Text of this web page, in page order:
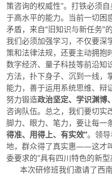
策咨询的权威性"。打铁必须
于高水平的能力。当前一切困
矛盾，来自“旧知识与新任务”
我们必须加强学习，不仅要深
策和法律法规，还要主动拥抱
数字经济、量子科技等前沿知
方法，扑下身子、沉到一线，
能力，善于运用系统思维、辩
努力锻造政治坚定、学识渊博
咨询队伍。总之，我们要切实
脚力、眼力、笔力，要让每一
得准、用得上、有实效”。领
地，群众得了真实惠——这才
委要求的"具有四川特色的新型
本次研修班我们邀请了西